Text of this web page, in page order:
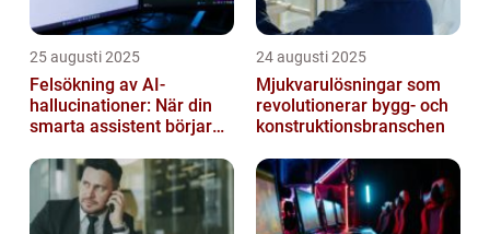
25 augusti 2025
Felsökning av AI-
hallucinationer: När din
smarta assistent börjar
24 augusti 2025
Mjukvarulösningar som
revolutionerar bygg- och
konstruktionsbranschen